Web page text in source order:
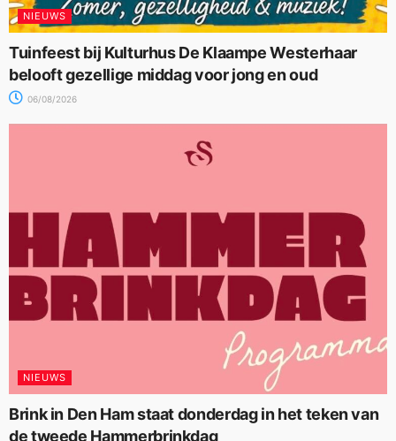
NIEUWS
Tuinfeest bij Kulturhus De Klaampe Westerhaar
belooft gezellige middag voor jong en oud
06/08/2026
NIEUWS
Brink in Den Ham staat donderdag in het teken van
de tweede Hammerbrinkdag